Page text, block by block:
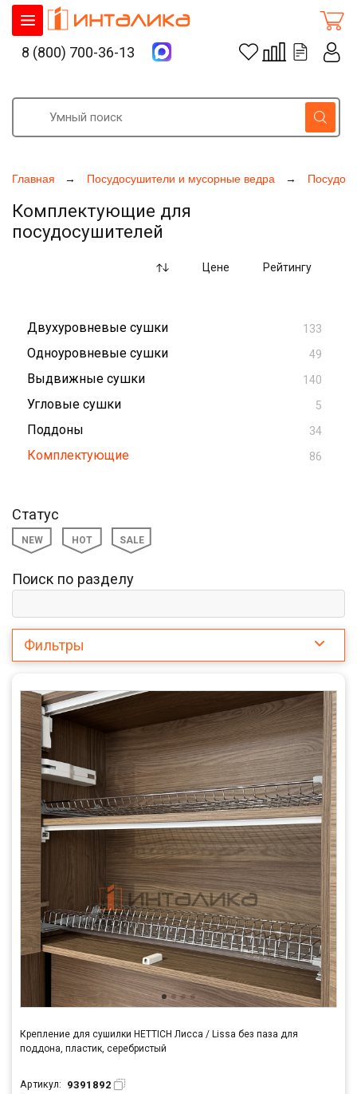
Главная Посудосушители и мусорные ведра
Комплектующие для
посудосушителей
Цене Рейтингу
Двухуровневые сушки 133
Одноуровневые сушки 49
Выдвижные сушки 140
Угловые сушки 5
Поддоны 34
Комплектующие 86
Статус
NEW HOT SALE
Поиск по разделу
Фильтры
Крепление для сушилки HETTICH Лисса / Lissa без паза для
поддона, пластик, серебристый
Артикул: 9391892
8 (800) 700-36-13